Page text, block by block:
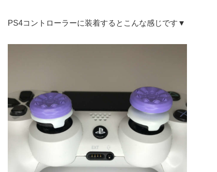
PS4コントローラーに装着するとこんな感じです▼